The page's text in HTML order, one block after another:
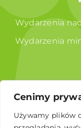
Cenimy
Używamy plików
Wydarzenia
Wydarzenia
Raporty
Broszura